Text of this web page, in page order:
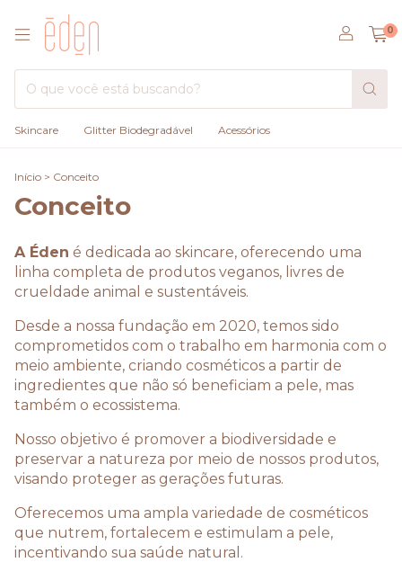
0
Skincare Glitter Biodegradável Acessórios
Início > Conceito
Conceito
A Éden é dedicada ao skincare, oferecendo uma
linha completa de produtos veganos, livres de
crueldade animal e sustentáveis.
Desde a nossa fundação em 2020, temos sido
comprometidos com o trabalho em harmonia com o
meio ambiente, criando cosméticos a partir de
ingredientes que não só beneficiam a pele, mas
também o ecossistema.
Nosso objetivo é promover a biodiversidade e
preservar a natureza por meio de nossos produtos,
visando proteger as gerações futuras.
Oferecemos uma ampla variedade de cosméticos
que nutrem, fortalecem e estimulam a pele,
incentivando sua saúde natural.